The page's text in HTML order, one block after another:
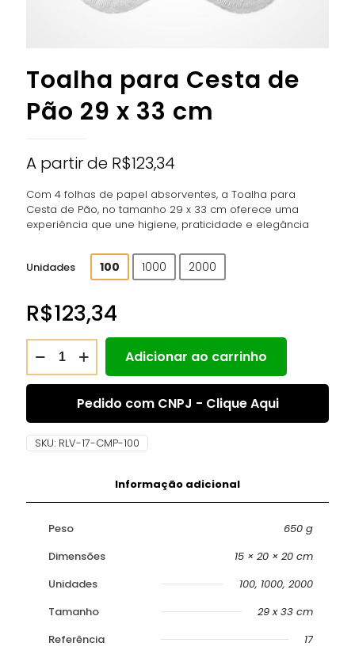
Toalha para Cesta de
Pão 29 x 33 cm
A partir de R$123,34
Com 4 folhas de papel absorventes, a Toalha para
Cesta de Pão, no tamanho 29 x 33 cm oferece uma
experiência que une higiene, praticidade e elegância
Unidades 100 1000 2000
R$123,34
Adicionar ao carrinho
Pedido com CNPJ - Clique Aqui
SKU: RLV-17-CMP-100
Informação adicional
Peso
650 g
Dimensões
15 × 20 × 20 cm
Unidades
100, 1000, 2000
Tamanho
29 x 33 cm
Referência
17